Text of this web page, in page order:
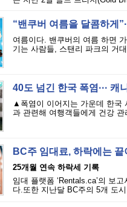
“밴쿠버 여름을 달콤하게
여름이다. 밴쿠버의 여름 하면
기는 사람들, 스탠리 파크의 거
40도 넘긴 한국 폭염···
▲폭염이 이어지는 가운데 한국
과 관련해 여행객들에게 건강
BC주 임대료, 하락에는
25개월 연속 하락세 기록
임대 플랫폼 ‘Rentals.ca’의 보
다.또한 지난달 BC주의 5개 도